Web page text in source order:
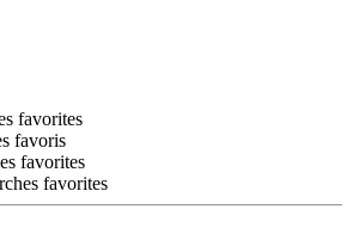
favorites
favoris
favorites
favorites